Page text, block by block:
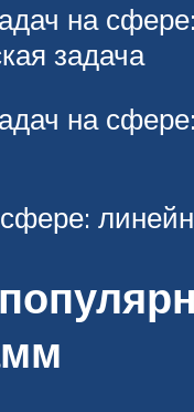
на
задача
на